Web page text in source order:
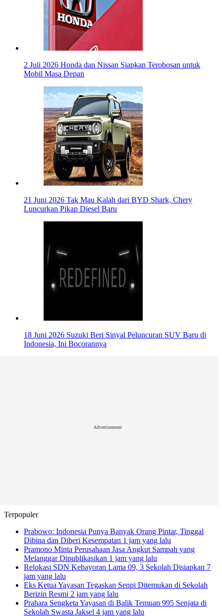
2 Juli 2026 Honda dan Nissan Siapkan Terobosan untuk
Mobil Masa Depan
21 Juni 2026 Tak Mau Kalah dari BYD Shark, Chery
Luncurkan Pikap Diesel Baru
18 Juni 2026 Suzuki Beri Sinyal Peluncuran SUV Baru di
Indonesia, Ini Bocorannya
Advertisement
Terpopuler
Prabowo: Indonesia Punya Banyak Orang Pintar, Tinggal
Dibina dan Diberi Kesempatan 1 jam yang lalu
Pramono Minta Perusahaan Jasa Angkut Sampah yang
Melanggar Dipublikasikan 1 jam yang lalu
Relokasi SDN Kebayoran Lama 09, 3 Sekolah Disiapkan 7
jam yang lalu
Eks Ketua Yayasan Tegaskan Senpi Ditemukan di Sekolah
Berizin Resmi 2 jam yang lalu
Prahara Sengketa Yayasan di Balik Temuan 995 Senjata di
Sekolah Swasta Jaksel 4 jam yang lalu